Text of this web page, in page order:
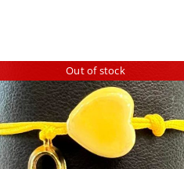
Out of stock
ΛΕΠΤΟΜΕΡΕΙΕΣ